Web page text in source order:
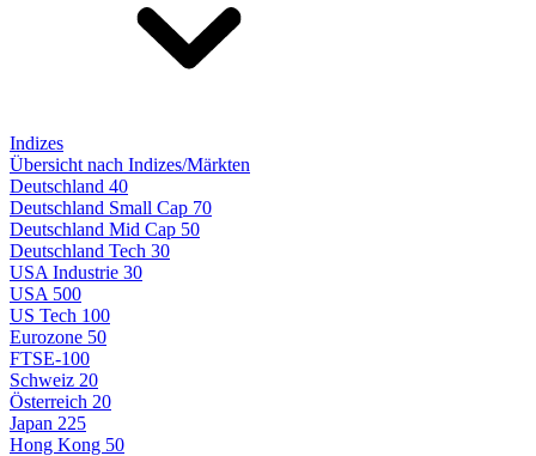
Indizes
Übersicht nach Indizes/Märkten
Deutschland 40
Deutschland Small Cap 70
Deutschland Mid Cap 50
Deutschland Tech 30
USA Industrie 30
USA 500
US Tech 100
Eurozone 50
FTSE-100
Schweiz 20
Österreich 20
Japan 225
Hong Kong 50